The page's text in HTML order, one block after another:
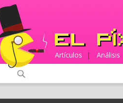
Artículos | Análisis